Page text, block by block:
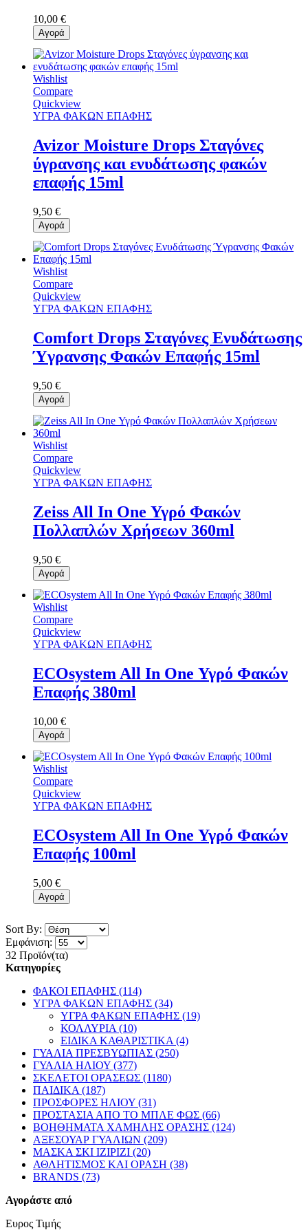
10,00 €
Αγορά
Wishlist
Compare
Quickview
ΥΓΡΑ ΦΑΚΩΝ ΕΠΑΦΗΣ
Avizor Moisture Drops Σταγόνες
ύγρανσης και ενυδάτωσης φακών
επαφής 15ml
9,50 €
Αγορά
Wishlist
Compare
Quickview
ΥΓΡΑ ΦΑΚΩΝ ΕΠΑΦΗΣ
Comfort Drops Σταγόνες Ενυδάτωσης
Ύγρανσης Φακών Επαφής 15ml
9,50 €
Αγορά
Wishlist
Compare
Quickview
ΥΓΡΑ ΦΑΚΩΝ ΕΠΑΦΗΣ
Zeiss All In One Υγρό Φακών
Πολλαπλών Χρήσεων 360ml
9,50 €
Αγορά
Wishlist
Compare
Quickview
ΥΓΡΑ ΦΑΚΩΝ ΕΠΑΦΗΣ
ECOsystem All In One Υγρό Φακών
Επαφής 380ml
10,00 €
Αγορά
Wishlist
Compare
Quickview
ΥΓΡΑ ΦΑΚΩΝ ΕΠΑΦΗΣ
ECOsystem All In One Υγρό Φακών
Επαφής 100ml
5,00 €
Αγορά
Sort By:
Εμφάνιση:
32 Προϊόν(τα)
Κατηγορίες
ΦΑΚΟΙ ΕΠΑΦΗΣ (114)
ΥΓΡΑ ΦΑΚΩΝ ΕΠΑΦΗΣ (34)
ΥΓΡΑ ΦΑΚΩΝ ΕΠΑΦΗΣ (19)
ΚΟΛΛΥΡΙΑ (10)
ΕΙΔΙΚΑ ΚΑΘΑΡΙΣΤΙΚΑ (4)
ΓΥΑΛΙΑ ΠΡΕΣΒΥΩΠΙΑΣ (250)
ΓΥΑΛΙΑ ΗΛΙΟΥ (377)
ΣΚΕΛΕΤΟΙ ΟΡΑΣΕΩΣ (1180)
ΠΑΙΔΙΚΑ (187)
ΠΡΟΣΦΟΡΕΣ ΗΛΙΟΥ (31)
ΠΡΟΣΤΑΣΙΑ ΑΠΟ ΤΟ ΜΠΛΕ ΦΩΣ (66)
ΒΟΗΘΗΜΑΤΑ ΧΑΜΗΛΗΣ ΟΡΑΣΗΣ (124)
ΑΞΕΣΟΥΑΡ ΓΥΑΛΙΩΝ (209)
ΜΑΣΚΑ ΣΚΙ IZIPIZI (20)
ΑΘΛΗΤΙΣΜΟΣ ΚΑΙ ΟΡΑΣΗ (38)
BRANDS (73)
Αγοράστε από
Ευρος Τιμής